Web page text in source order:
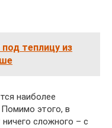
теплицу из
наиболее
этого, в
сложного – с